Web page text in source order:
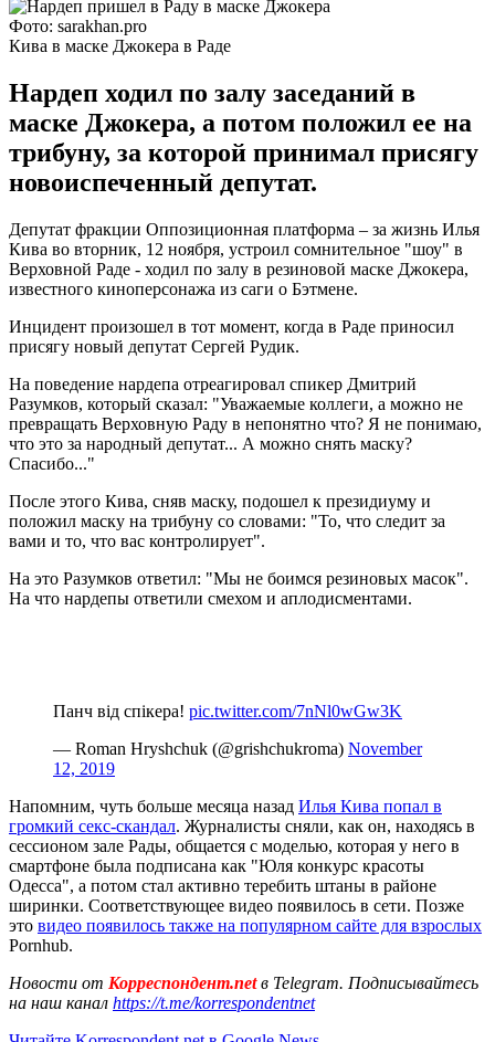
Фото: sarakhan.pro
Кива в маске Джокера в Раде
Нардеп ходил по залу заседаний в
маске Джокера, а потом положил ее на
трибуну, за которой принимал присягу
новоиспеченный депутат.
Депутат фракции Оппозиционная платформа – за жизнь Илья
Кива во вторник, 12 ноября, устроил сомнительное "шоу" в
Верховной Раде - ходил по залу в резиновой маске Джокера,
известного киноперсонажа из саги о Бэтмене.
Инцидент произошел в тот момент, когда в Раде приносил
присягу новый депутат Сергей Рудик.
На поведение нардепа отреагировал спикер Дмитрий
Разумков, который сказал: "Уважаемые коллеги, а можно не
превращать Верховную Раду в непонятно что? Я не понимаю,
что это за народный депутат... А можно снять маску?
Спасибо..."
После этого Кива, сняв маску, подошел к президиуму и
положил маску на трибуну со словами: "То, что следит за
вами и то, что вас контролирует".
На это Разумков ответил: "Мы не боимся резиновых масок".
На что нардепы ответили смехом и аплодисментами.
Панч від спікера! pic.twitter.com/7nNl0wGw3K
— Roman Hryshchuk (@grishchukroma) November
12, 2019
Напомним, чуть больше месяца назад Илья Кива попал в
громкий секс-скандал. Журналисты сняли, как он, находясь в
сессионом зале Рады, общается с моделью, которая у него в
смартфоне была подписана как "Юля конкурс красоты
Одесса", а потом стал активно теребить штаны в районе
ширинки. Соответствующее видео появилось в сети. Позже
это видео появилось также на популярном сайте для взрослых
Pornhub.
Новости от Корреспондент.netв Telegram. Подписывайтесь
на наш канал https://t.me/korrespondentnet